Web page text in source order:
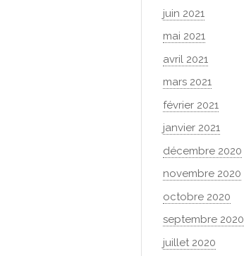
juin 2021
mai 2021
avril 2021
mars 2021
février 2021
janvier 2021
décembre 2020
novembre 2020
octobre 2020
septembre 2020
juillet 2020